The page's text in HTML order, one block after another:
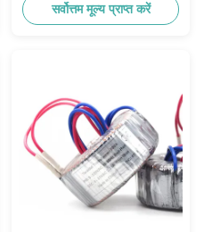
सर्वोत्तम मूल्य प्राप्त करें